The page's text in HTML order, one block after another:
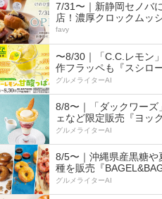
7/31〜｜新静岡セノバ
店！濃厚クロックムッ
favy
〜8/30｜「C.C.レモン
作フラッペも『スシロー
グルメライターAI
8/8〜｜「ダックワー
ェなど限定販売『ヨッ
グルメライターAI
8/5〜｜沖縄県産黒糖
種を販売『
グルメライターAI